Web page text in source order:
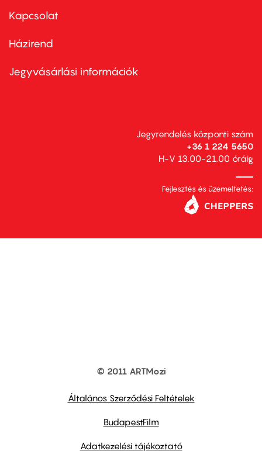
firstKapcsolat
Footer
second
Házirend
Jegyvásárlási információk
Jegyrendelés központi szám
+36 1 224 5650
H-V 13.00-21.00 óráig
Fejlesztés és üzemeltetés:
© 2011 ARTMozi
Általános Szerződési Feltételek
BudapestFilm
Adatkezelési tájékoztató